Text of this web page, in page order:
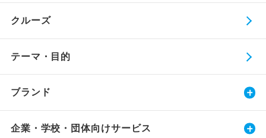
クルーズ
テーマ・目的
ブランド
企業・学校・団体向けサービス